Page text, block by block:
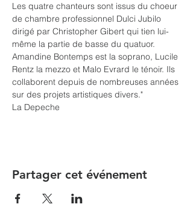
Les quatre chanteurs sont issus du choeur
de chambre professionnel Dulci Jubilo
dirigé par Christopher Gibert qui tien lui-
même la partie de basse du quatuor.
Amandine Bontemps est la soprano, Lucile
Rentz la mezzo et Malo Evrard le ténoir. Ils
collaborent depuis de nombreuses années
sur des projets artistiques divers."
La Depeche
Partager cet événement